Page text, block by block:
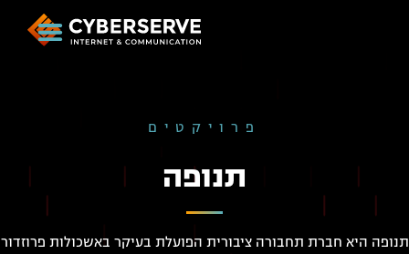
פרויקטים
תנופה
תנופה היא חברת תחבורה ציבורית הפועלת בעיקר באשכולות פרוזדור